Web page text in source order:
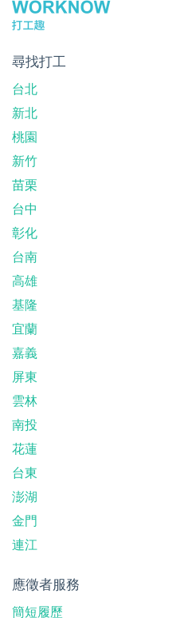
尋找打工
台北
新北
桃園
新竹
苗栗
台中
彰化
台南
高雄
基隆
宜蘭
嘉義
屏東
雲林
南投
花蓮
台東
澎湖
金門
連江
應徵者服務
簡短履歷